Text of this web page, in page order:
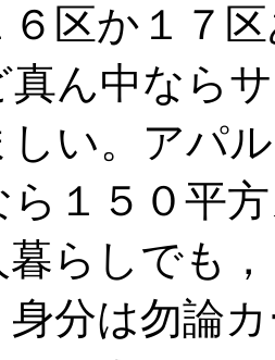
区か１７
真ん中なら
しい。アパ
ら１５０平
らしでも
分は勿論